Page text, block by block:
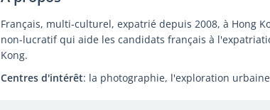
Français, multi-culturel, expatrié depuis 2008, à Hong
non-lucratif qui aide les candidats français à
Kong.
Centres d'intérêt: la photographie, l'exploration